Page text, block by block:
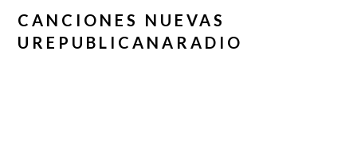
CANCIONES NUEVAS
UREPUBLICANARADIO